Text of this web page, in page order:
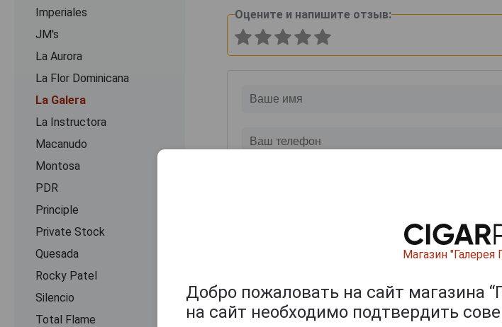
Imperiales
JM's
La Aurora
La Flor Dominicana
La Galera
La Instructora
Macanudo
Montosa
PDR
Principle
Private Stock
Quesada
Rocky Patel
Silencio
Total Flame
Оцените и напишите отзыв:
Магазин "Галерея
Добро пожаловать на сайт магазина
на сайт необходимо подтвердить